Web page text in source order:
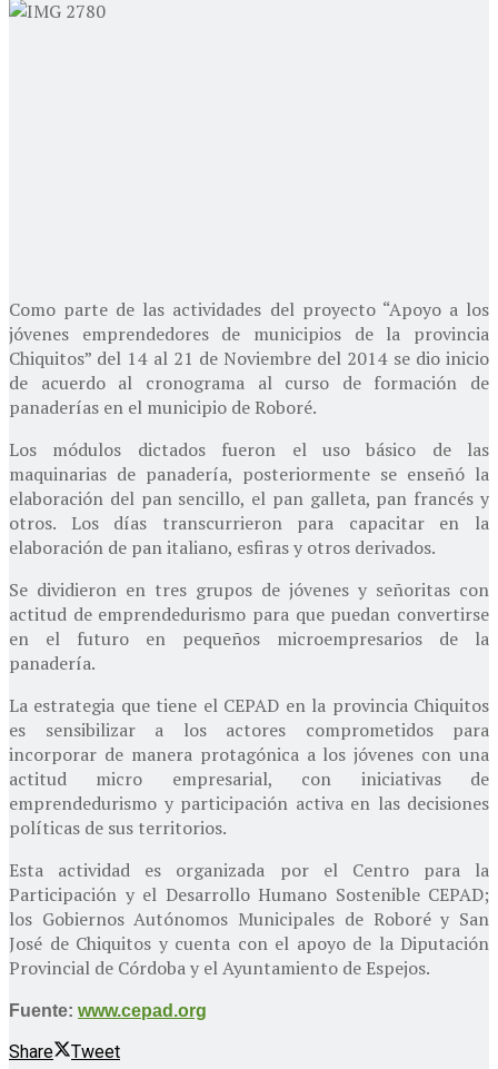
Como parte de las actividades del proyecto “Apoyo a los
jóvenes emprendedores de municipios de la provincia
Chiquitos” del 14 al 21 de Noviembre del 2014 se dio inicio
de acuerdo al cronograma al curso de formación de
panaderías en el municipio de Roboré.
Los módulos dictados fueron el uso básico de las
maquinarias de panadería, posteriormente se enseñó la
elaboración del pan sencillo, el pan galleta, pan francés y
otros. Los días transcurrieron para capacitar en la
elaboración de pan italiano, esfiras y otros derivados.
Se dividieron en tres grupos de jóvenes y señoritas con
actitud de emprendedurismo para que puedan convertirse
en el futuro en pequeños microempresarios de la
panadería.
La estrategia que tiene el CEPAD en la provincia Chiquitos
es sensibilizar a los actores comprometidos para
incorporar de manera protagónica a los jóvenes con una
actitud micro empresarial, con iniciativas de
emprendedurismo y participación activa en las decisiones
políticas de sus territorios.
Esta actividad es organizada por el Centro para la
Participación y el Desarrollo Humano Sostenible CEPAD;
los Gobiernos Autónomos Municipales de Roboré y San
José de Chiquitos y cuenta con el apoyo de la Diputación
Provincial de Córdoba y el Ayuntamiento de Espejos.
Fuente: www.cepad.org
Share Tweet